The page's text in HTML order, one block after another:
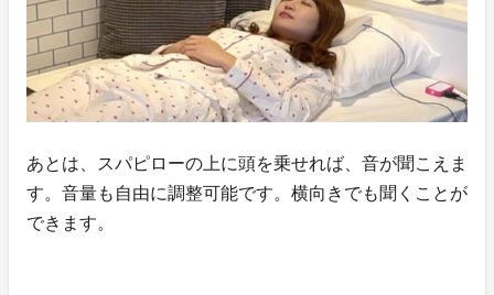
あとは、スパピローの上に頭を乗せれば、音が聞こえま
す。音量も自由に調整可能です。横向きでも聞くことが
できます。